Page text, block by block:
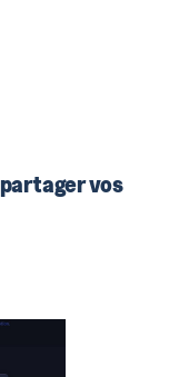
vos